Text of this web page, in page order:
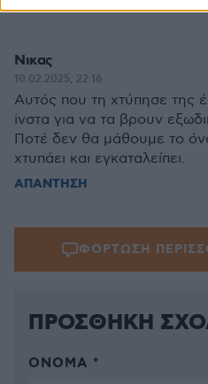
ΑΠΑΝΤΗΣΗ
Νικας
10.02.2025, 22:16
Αυτός που τη χτύπησε της
iνστα για να τα βρουν
Ποτέ δεν θα μάθουμε το
χτυπάει και εγκαταλείπει.
ΑΠΑΝΤΗΣΗ
ΦΟΡΤΩΣΗ
ΠΡΟΣΘΗΚΗ
ΌΝΟΜΑ *